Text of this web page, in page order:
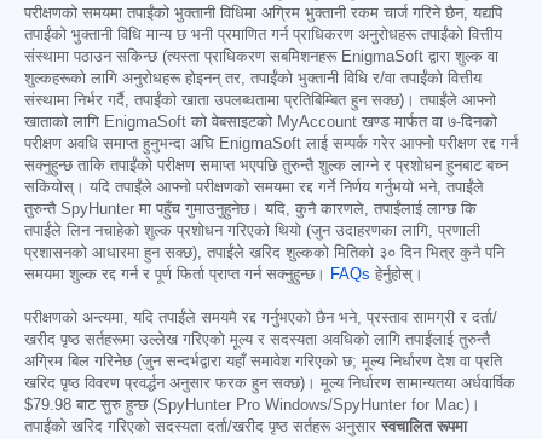
परीक्षणको समयमा तपाईंको भुक्तानी विधिमा अग्रिम भुक्तानी रकम चार्ज गरिने छैन, यद्यपि
तपाईंको भुक्तानी विधि मान्य छ भनी प्रमाणित गर्न प्राधिकरण अनुरोधहरू तपाईंको वित्तीय
संस्थामा पठाउन सकिन्छ (त्यस्ता प्राधिकरण सबमिशनहरू EnigmaSoft द्वारा शुल्क वा
शुल्कहरूको लागि अनुरोधहरू होइनन् तर, तपाईंको भुक्तानी विधि र/वा तपाईंको वित्तीय
संस्थामा निर्भर गर्दै, तपाईंको खाता उपलब्धतामा प्रतिबिम्बित हुन सक्छ)। तपाईंले आफ्नो
खाताको लागि EnigmaSoft को वेबसाइटको MyAccount खण्ड मार्फत वा ७-दिनको
परीक्षण अवधि समाप्त हुनुभन्दा अघि EnigmaSoft लाई सम्पर्क गरेर आफ्नो परीक्षण रद्द गर्न
सक्नुहुन्छ ताकि तपाईंको परीक्षण समाप्त भएपछि तुरुन्तै शुल्क लाग्ने र प्रशोधन हुनबाट बच्न
सकियोस्। यदि तपाईंले आफ्नो परीक्षणको समयमा रद्द गर्ने निर्णय गर्नुभयो भने, तपाईंले
तुरुन्तै SpyHunter मा पहुँच गुमाउनुहुनेछ। यदि, कुनै कारणले, तपाईंलाई लाग्छ कि
तपाईंले लिन नचाहेको शुल्क प्रशोधन गरिएको थियो (जुन उदाहरणका लागि, प्रणाली
प्रशासनको आधारमा हुन सक्छ), तपाईंले खरिद शुल्कको मितिको ३० दिन भित्र कुनै पनि
समयमा शुल्क रद्द गर्न र पूर्ण फिर्ता प्राप्त गर्न सक्नुहुन्छ।
FAQs हेर्नुहोस्।
परीक्षणको अन्त्यमा, यदि तपाईंले समयमै रद्द गर्नुभएको छैन भने, प्रस्ताव सामग्री र दर्ता/
खरीद पृष्ठ सर्तहरूमा उल्लेख गरिएको मूल्य र सदस्यता अवधिको लागि तपाईंलाई तुरुन्तै
अग्रिम बिल गरिनेछ (जुन सन्दर्भद्वारा यहाँ समावेश गरिएको छ; मूल्य निर्धारण देश वा प्रति
खरिद पृष्ठ विवरण प्रवर्द्धन अनुसार फरक हुन सक्छ)। मूल्य निर्धारण सामान्यतया अर्धवार्षिक
$79.98 बाट सुरु हुन्छ (SpyHunter Pro Windows/SpyHunter for Mac)।
तपाईंको खरिद गरिएको सदस्यता दर्ता/खरीद पृष्ठ सर्तहरू अनुसार स्वचालित रूपमा